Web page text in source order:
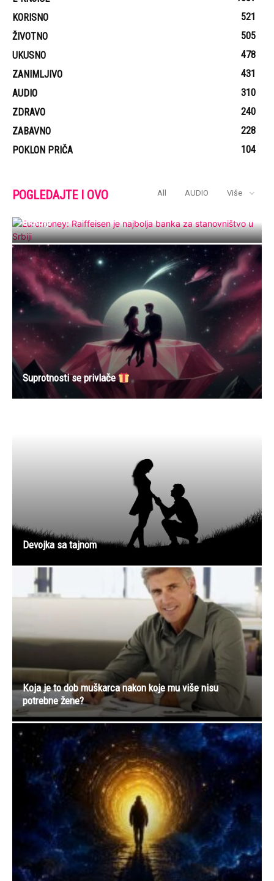
KORISNO
521
ŽIVOTNO
505
UKUSNO
478
ZANIMLJIVO
431
AUDIO
310
ZDRAVO
240
ZABAVNO
228
POKLON PRIČA
104
POGLEDAJTE I OVO All AUDIO Više
u Srbiji
Suprotnosti se privlače
Devojka sa tajnom
Koja je to dob muškarca nakon koje mu više nisu
potrebne žene?